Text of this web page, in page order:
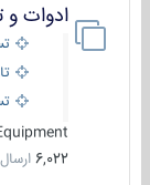
ادوات و
6,022 ارسال ها